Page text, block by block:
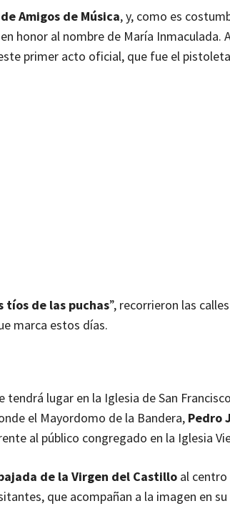
Amigos de Música, y, como es
honor al nombre de María Inmaculada.
primer acto oficial, que fue el
tíos de las puchas”, recorrieron las
marca estos días.
tendrá lugar en la Iglesia de San
el Mayordomo de la Bandera, Pedro
al público congregado en la Iglesia
de la Virgen del Castillo al
que acompañan a la imagen en